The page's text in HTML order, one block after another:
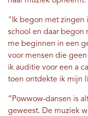
"Ik begon met zingen
school en daar begon
me beginnen in een
voor mensen die
ik auditie voor een a
toen ontdekte ik mijn
“Powwow-dansen is
geweest. De muziek